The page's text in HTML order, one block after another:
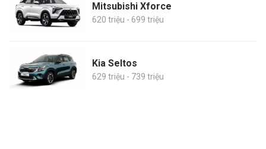
Mitsubishi Xforce
620 triệu - 699 triệu
Kia Seltos
629 triệu - 739 triệu